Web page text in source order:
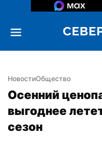
НовостиОбщество
Осенний
выгоднее
сезон